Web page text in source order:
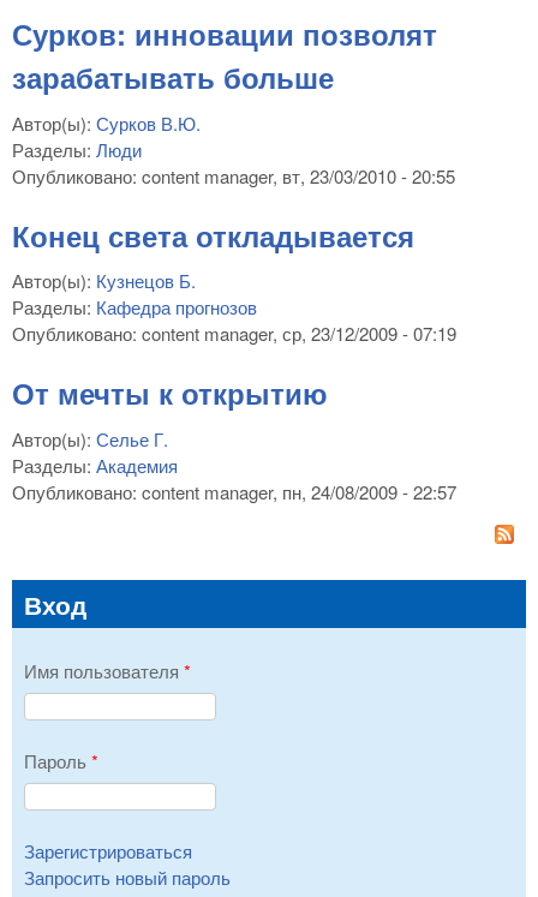
Сурков: инновации позволят
зарабатывать больше
Автор(ы): Сурков В.Ю.
Разделы: Люди
Опубликовано: content manager, вт, 23/03/2010 - 20:55
Конец света откладывается
Автор(ы): Кузнецов Б.
Разделы: Кафедра прогнозов
Опубликовано: content manager, ср, 23/12/2009 - 07:19
От мечты к открытию
Автор(ы): Селье Г.
Разделы: Академия
Опубликовано: content manager, пн, 24/08/2009 - 22:57
Вход
Имя пользователя *
Пароль *
Зарегистрироваться
Запросить новый пароль